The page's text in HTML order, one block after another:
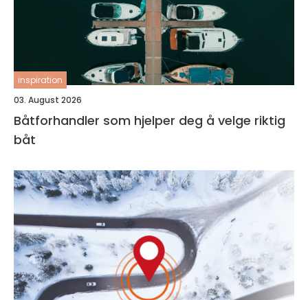
inspiration
03. August 2026
Båtforhandler som hjelper deg å velge riktig
båt